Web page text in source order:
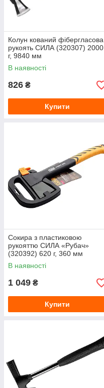
Колун кований фібергласова
рукоять СИЛА (320307) 2000
г, 9840 мм
В наявності
826 ₴
Купити
Сокира з пластиковою
рукояттю СИЛА «Рубач»
(320392) 620 г, 360 мм
В наявності
1 049 ₴
Купити